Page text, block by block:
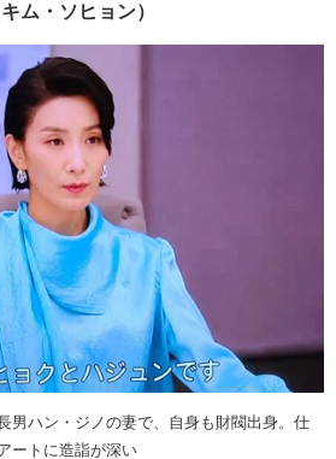
ム・ソヒョン）
男ハン・ジノの妻で、自身も財閥出身。仕
ートに造詣が深い